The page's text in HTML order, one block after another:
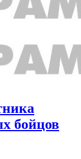
бойцов